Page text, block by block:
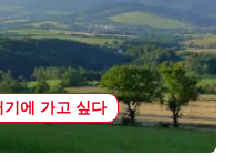
기에 가고 싶다